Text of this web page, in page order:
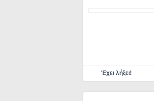
Έχει λήξει!